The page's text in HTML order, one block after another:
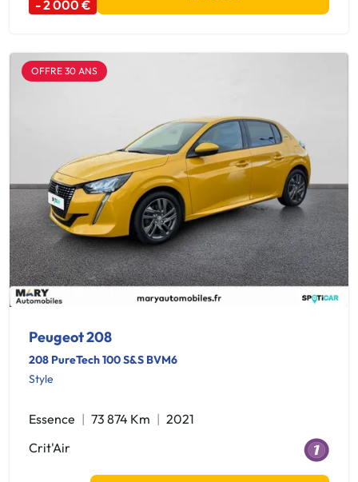
- 2 000 €
OFFRE 30 ANS
Peugeot 208
208 PureTech 100 S&S BVM6
Style
Essence 73 874 Km
2021
Crit'Air